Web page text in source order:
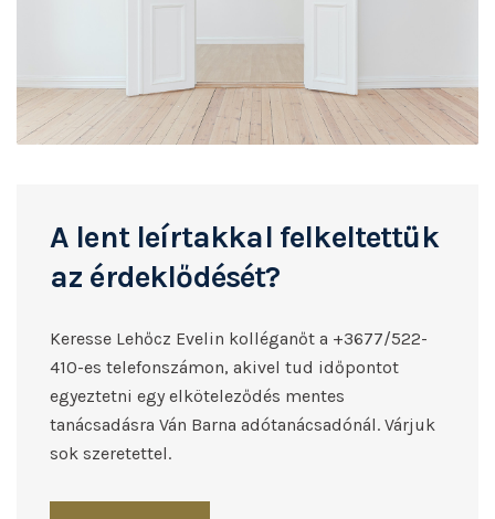
A lent leírtakkal felkeltettük
az érdeklődését?
Keresse Lehőcz Evelin kolléganőt a +3677/522-
410-es telefonszámon, akivel tud időpontot
egyeztetni egy elköteleződés mentes
tanácsadásra Ván Barna adótanácsadónál. Várjuk
sok szeretettel.